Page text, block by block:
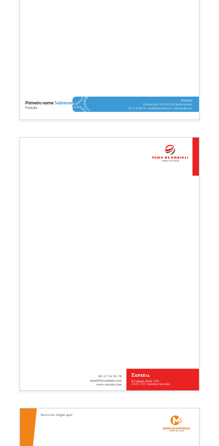
06 12 34 56 78 - email@sociedade.com - www.seusite.com
R Campo Bola 109 2525-555 Quinta Carocho
Função
Empresa
Primeiro nomeSobrenome
R Campo Bola 109
2525-555 Quinta Carocho
06 12 34 56 78
www.seusite.com
email@sociedade.com
Empresa
Nome da empresa
Linha de base
Insira seu slogan aqui
Nome da empresa
Linha de base